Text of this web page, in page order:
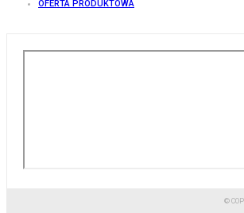
OFERTA PRODUKTOWA
©